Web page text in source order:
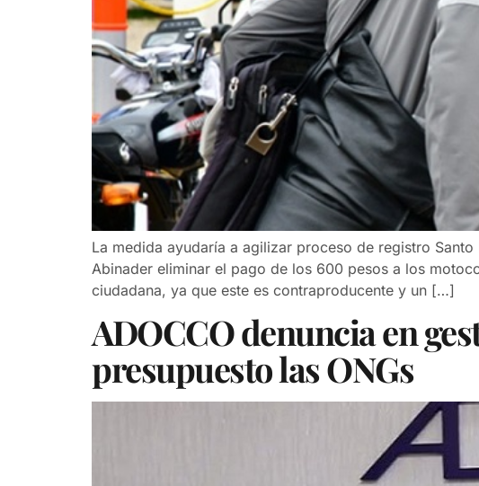
La medida ayudaría a agilizar proceso de registro
Abinader eliminar el pago de los 600 pesos a los
ciudadana, ya que este es contraproducente y un […]
ADOCCO denuncia en
presupuesto las ONGs